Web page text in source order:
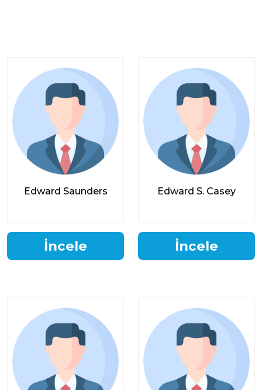
Edward Saunders
İncele
Edward S. Casey
İncele